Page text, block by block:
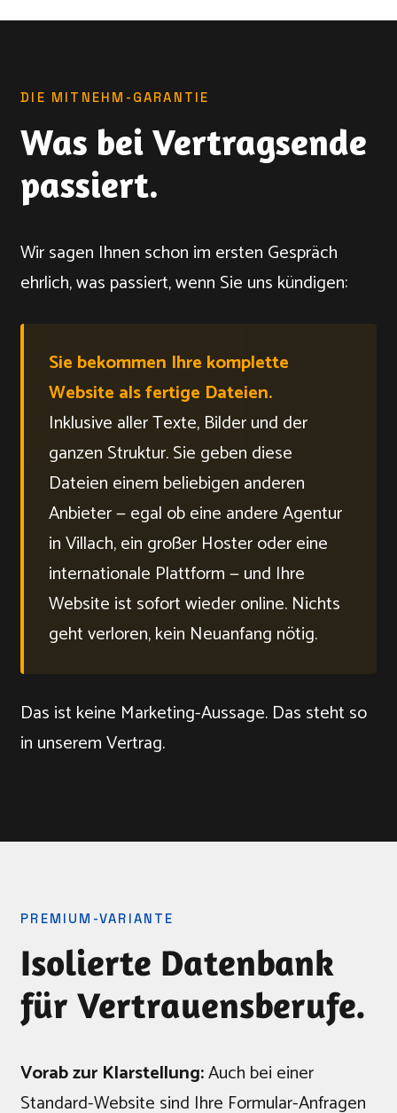
DIE MITNEHM-GARANTIE
Was bei Vertragsende
passiert.
Wir sagen Ihnen schon im ersten Gespräch
ehrlich, was passiert, wenn Sie uns kündigen:
Sie bekommen Ihre komplette
Website als fertige Dateien.
Inklusive aller Texte, Bilder und der
ganzen Struktur. Sie geben diese
Dateien einem beliebigen anderen
Anbieter — egal ob eine andere Agentur
in Villach, ein großer Hoster oder eine
internationale Plattform — und Ihre
Website ist sofort wieder online. Nichts
geht verloren, kein Neuanfang nötig.
Das ist keine Marketing-Aussage. Das steht so
in unserem Vertrag.
PREMIUM-VARIANTE
Isolierte Datenbank
für Vertrauensberufe.
Vorab zur Klarstellung:Auch bei einer
Standard-Website sind Ihre Formular-Anfragen